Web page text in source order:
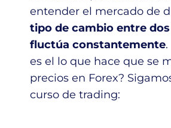
entender el mercado de
tipo de cambio entre
fluctúa constantemente
es el lo que hace que se
precios en Forex?
curso de trading: